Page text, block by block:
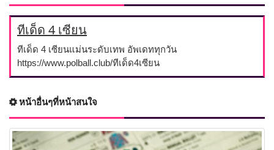
ทีเด็ด 4 เซียน
ทีเด็ด 4 เซียนแม่นระดับเทพ อัพเดททุกวัน
https://www.polball.club/ทีเด็ด4เซียน
หน้าอื่นๆที่หน้าสนใจ